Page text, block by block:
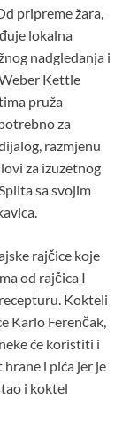
pripreme žara,
lokalna
nadgledanja i
Kettle
pruža
za
razmjenu
za izuzetnog
sa svojim
rajčice koje
od rajčica I
Kokteli
Karlo Ferenčak,
će koristiti i
hrane i pića jer je
i koktel